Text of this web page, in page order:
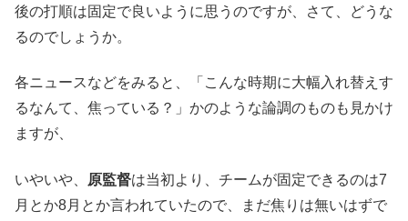
後の打順は固定で良いように思うのですが、さて、どうな
るのでしょうか。
各ニュースなどをみると、「こんな時期に大幅入れ替えす
るなんて、焦っている？」かのような論調のものも見かけ
ますが、
いやいや、 原監督は当初より、チームが固定できるのは7
月とか8月とか言われていたので、まだ焦りは無いはずで